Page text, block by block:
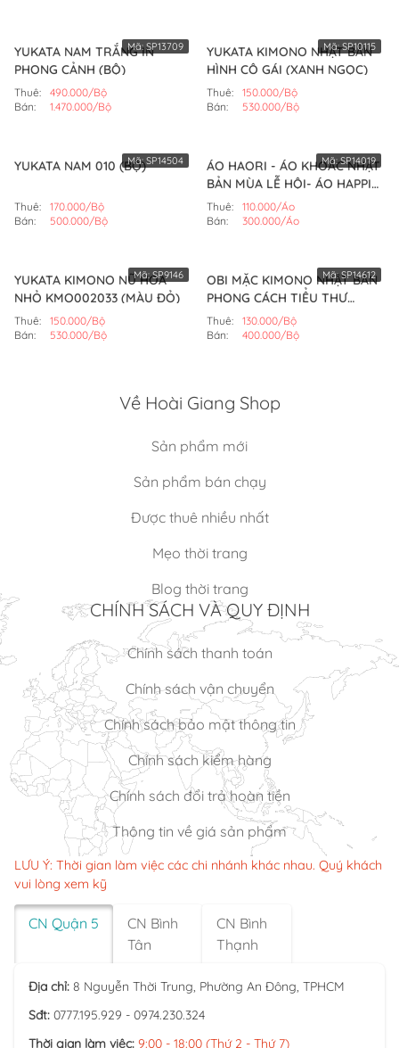
YUKATA NAM TRẮNG IN
PHONG CẢNH (BỘ)
Thuê:
490.000/Bộ
Bán:
1.470.000/Bộ
Mã:SP13709
YUKATA KIMONO NHẬT BẢN
HÌNH CÔ GÁI (XANH NGỌC)
Thuê:
150.000/Bộ
Bán:
530.000/Bộ
Mã:SP10115
YUKATA NAM 010 (BỘ)
Thuê:
170.000/Bộ
Bán:
500.000/Bộ
Mã:SP14504
ÁO HAORI - ÁO KHOÁC NHẬT
BẢN MÙA LỄ HỘI- ÁO HAPPI
(MẪU SỐ 3)
Thuê:
110.000/Áo
Bán:
300.000/Áo
Mã:SP14019
YUKATA KIMONO NỮ HOA
NHỎ KMO002033 (MÀU ĐỎ)
Thuê:
150.000/Bộ
Bán:
530.000/Bộ
Mã:SP9146
OBI MẶC KIMONO NHẬT BẢN
PHONG CÁCH TIỂU THƯ
NGỌT NGÀO (BỘ)
Thuê:
130.000/Bộ
Bán:
400.000/Bộ
Mã:SP14612
Về Hoài Giang Shop
Sản phẩm mới
Sản phẩm bán chạy
Được thuê nhiều nhất
Mẹo thời trang
Blog thời trang
CHÍNH SÁCH VÀ QUY ĐỊNH
Chính sách thanh toán
Chính sách vận chuyển
Chính sách bảo mật thông tin
Chính sách kiểm hàng
Chính sách đổi trả hoàn tiền
Thông tin về giá sản phẩm
LƯU Ý: Thời gian làm việc các chi nhánh khác nhau. Quý khách
vui lòng xem kỹ
CN Quận 5
CN Bình
Tân
CN Bình
Thạnh
Địa chỉ: 8 Nguyễn Thời Trung, Phường An Đông, TPHCM
Sđt: 0777.195.929 - 0974.230.324
Thời gian làm việc: 9:00 - 18:00 (Thứ 2 - Thứ 7)